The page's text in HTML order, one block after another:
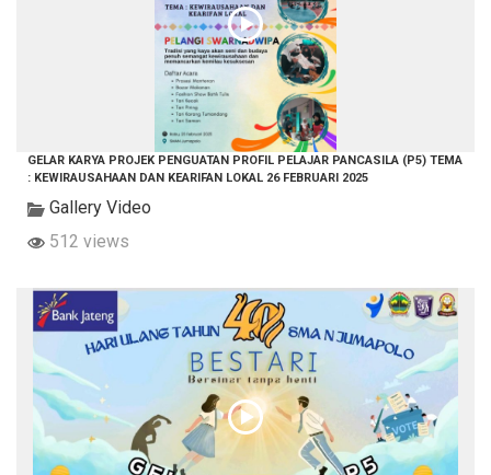
GELAR KARYA PROJEK PENGUATAN PROFIL PELAJAR PANCASILA (P5) TEMA
: KEWIRAUSAHAAN DAN KEARIFAN LOKAL 26 FEBRUARI 2025
Gallery Video
512 views